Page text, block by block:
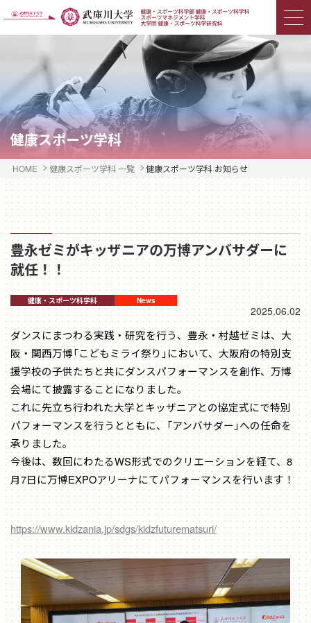
健康スポーツ学科
HOME 健康スポーツ学科 一覧 健康スポーツ学科 お知らせ
豊永ゼミがキッザニアの万博アンバサダーに
就任！！
2025.06.02
ダンスにまつわる実践・研究を行う、豊永・村越ゼミは、大
阪・関西万博「こどもミライ祭り」において、大阪府の特別支
援学校の子供たちと共にダンスパフォーマンスを創作、万博
会場にて披露することになりました。
これに先立ち行われた大学とキッザニアとの協定式にで特別
パフォーマンスを行うとともに、「アンバサダー」への任命を
承りました。
今後は、数回にわたるWS形式でのクリエーションを経て、8
月7日に万博EXPOアリーナにてパフォーマンスを行います！
https://www.kidzania.jp/sdgs/kidzfuturematsuri/